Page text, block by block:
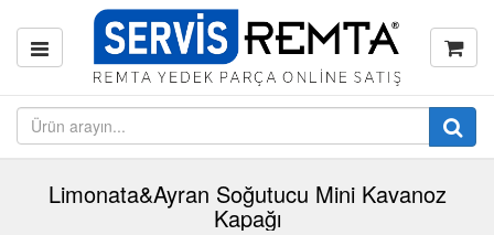
Limonata&Ayran Soğutucu Mini Kavanoz
Kapağı